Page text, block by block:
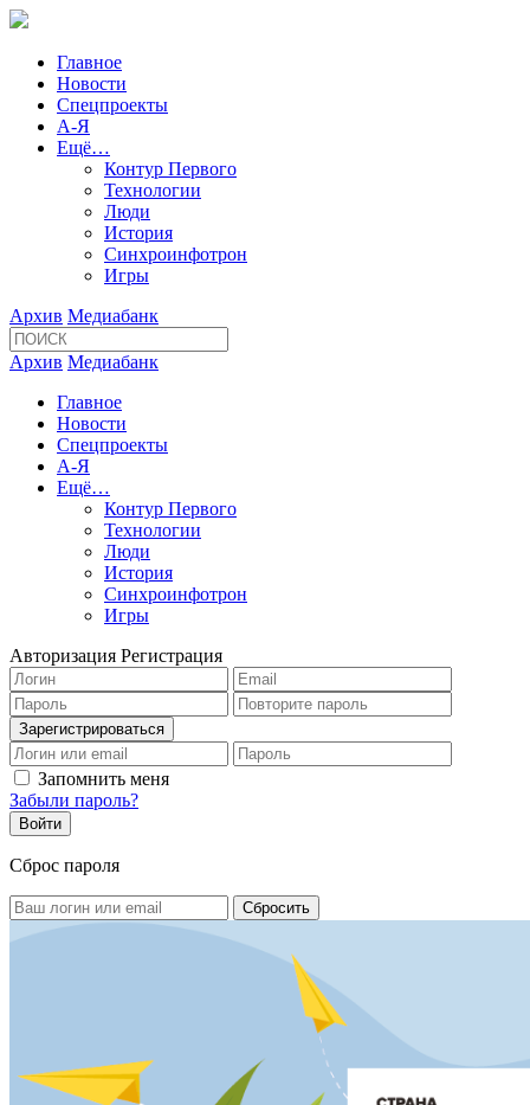
Главное
Новости
Спецпроекты
А-Я
Ещё…
Контур Первого
Технологии
Люди
История
Синхроинфотрон
Игры
Архив Медиабанк
Архив Медиабанк
Главное
Новости
Спецпроекты
А-Я
Ещё…
Контур Первого
Технологии
Люди
История
Синхроинфотрон
Игры
Авторизация Регистрация
Запомнить меня
Забыли пароль?
Сброс пароля